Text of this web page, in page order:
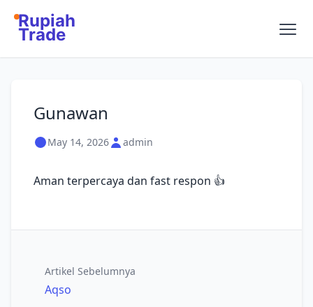
Rupiah
Trade
Gunawan
May 14, 2026 admin
Aman terpercaya dan fast respon 👍
Artikel Sebelumnya
Aqso